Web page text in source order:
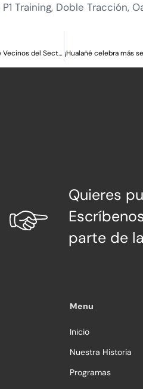
Training, Doble Tracción,
Gobierno del Maule y Municipalidad de Curicó inauguran la IV Feria de Juntas de Vecinos del Sector Nororiente
Quieres
parte de
Menu
Inicio
Nuestra Historia
Programas